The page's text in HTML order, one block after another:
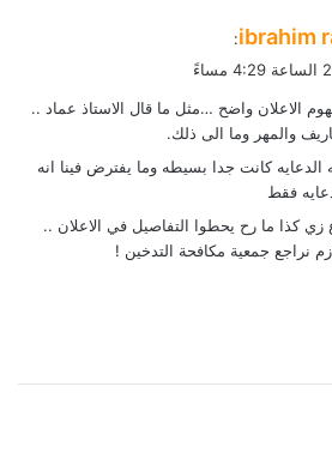
ibrahim
:
الاعلان واضح …مثل ما قال الاستاذ عماد ..
والمهر وما الى ذلك.
الدعايه كانت جدا بسيطه وما يفترض فينا انه
فقط
كذا ما رح يحطوا التفاصيل في الاعلان ..
نراجع جمعية مكافحة التدخين !